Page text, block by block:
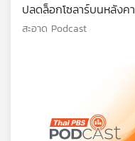
ปลดล็อกโซลาร์บนหลังคา
สะอาด Podcast